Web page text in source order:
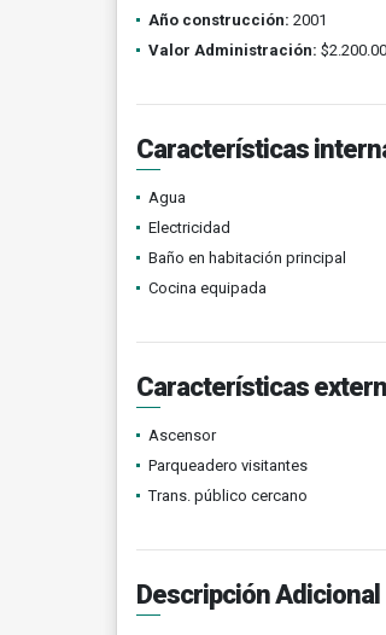
Año construcción: 2001
Valor Administración:
Características
Agua
Electricidad
Baño en habitación principal
Cocina equipada
Características
Ascensor
Parqueadero visitantes
Trans. público cercano
Descripción Adicional